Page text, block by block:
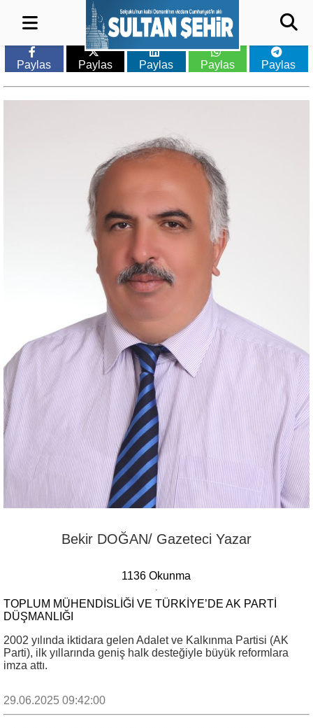
Paylas Paylas Paylas Paylas Paylas
Bekir DOĞAN/ Gazeteci Yazar
1136 Okunma
TOPLUM MÜHENDISLIĞI VE TÜRKIYE’DE AK PARTI
DÜŞMANLIĞI
2002 yılında iktidara gelen Adalet ve Kalkınma Partisi (AK
Parti), ilk yıllarında geniş halk desteğiyle büyük reformlara
imza attı.
29.06.2025 09:42:00